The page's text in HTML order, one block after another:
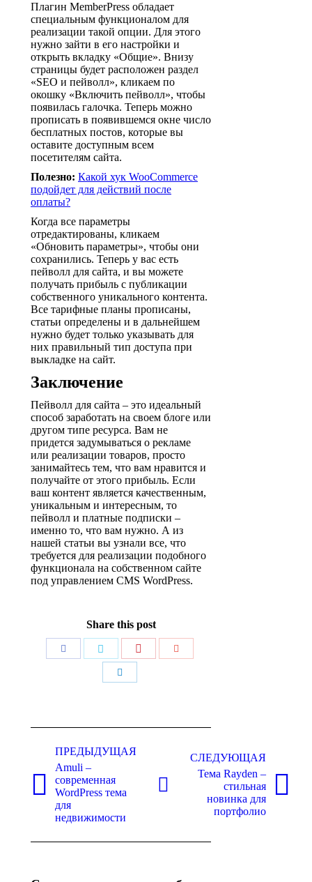
Плагин MemberPress обладает
специальным функционалом для
реализации такой опции. Для этого
нужно зайти в его настройки и
открыть вкладку «Общие». Внизу
страницы будет расположен раздел
«SEO и пейволл», кликаем по
окошку «Включить пейволл», чтобы
появилась галочка. Теперь можно
прописать в появившемся окне число
бесплатных постов, которые вы
оставите доступным всем
посетителям сайта.
Полезно: Какой хук WooCommerce
подойдет для действий после
оплаты?
Когда все параметры
отредактированы, кликаем
«Обновить параметры», чтобы они
сохранились. Теперь у вас есть
пейволл для сайта, и вы можете
получать прибыль с публикации
собственного уникального контента.
Все тарифные планы прописаны,
статьи определены и в дальнейшем
нужно будет только указывать для
них правильный тип доступа при
выкладке на сайт.
Заключение
Пейволл для сайта – это идеальный
способ заработать на своем блоге или
другом типе ресурса. Вам не
придется задумываться о рекламе
или реализации товаров, просто
занимайтесь тем, что вам нравится и
получайте от этого прибыль. Если
ваш контент является качественным,
уникальным и интересным, то
пейволл и платные подписки –
именно то, что вам нужно. А из
нашей статьи вы узнали все, что
требуется для реализации подобного
функционала на собственном сайте
под управлением CMS WordPress.
Share this post
ПоделитьсяПоделитьсяПоделитьсяПоделиться
Поделиться
записям
ПРЕДЫДУЩАЯ
Предыдущая
запись:
Amuli –
современная
WordPress тема
для
недвижимости
СЛЕДУЮЩАЯ
Следующая
запись:
Тема Rayden –
стильная
новинка для
портфолио